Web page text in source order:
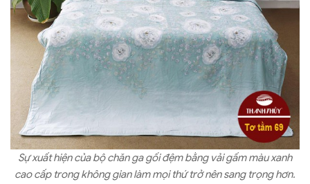
Sự xuất hiện của bộ chăn ga gối đệm bằng vải gấm màu xanh
cao cấp trong không gian làm mọi thứ trở nên sang trọng hơn.